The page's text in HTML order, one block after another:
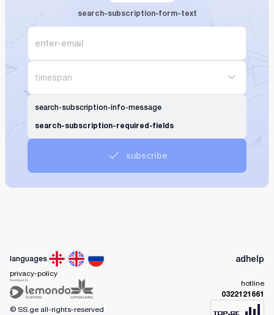
search-subscription-form-text
timespan
search-subscription-info-message
search-subscription-required-fields
subscribe
languages ad help
privacy-policy
hotline
0322121661
© SS.ge all-rights-reserved